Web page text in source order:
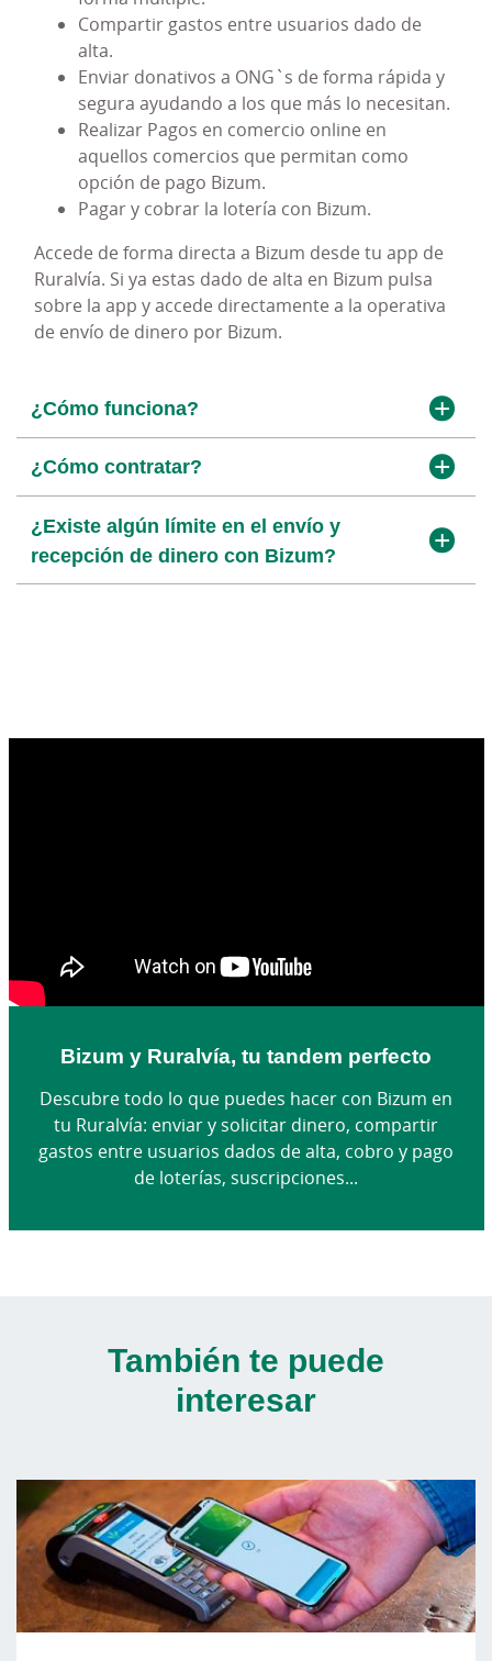
Compartir gastos entre usuarios dado de
alta.
Enviar donativos a ONG`s de forma rápida y
segura ayudando a los que más lo necesitan.
Realizar Pagos en comercio online en
aquellos comercios que permitan como
opción de pago Bizum.
Pagar y cobrar la lotería con Bizum.
Accede de forma directa a Bizum desde tu app de
Ruralvía. Si ya estas dado de alta en Bizum pulsa
sobre la app y accede directamente a la operativa
de envío de dinero por Bizum.
¿Cómo funciona?
¿Cómo contratar?
¿Existe algún límite en el envío y
recepción de dinero con Bizum?
¿Qué es?
¿Cómo comienzo a utilizar el servicio de
identificación digital?
La máxima seguridad
Tú controlas tus datos en todo momento
https://bizum.com/es/preguntas-
frecuentes/#servicio-de-ayuda
y conoce qué hacer en caso de duda.
Entorno Ruralvía
Consejos de seguridad
Bizum y Ruralvía, tu tandem perfecto
Descubre todo lo que puedes hacer con Bizum en
tu Ruralvía: enviar y solicitar dinero, compartir
gastos entre usuarios dados de alta, cobro y pago
de loterías, suscripciones...
También te puede
interesar